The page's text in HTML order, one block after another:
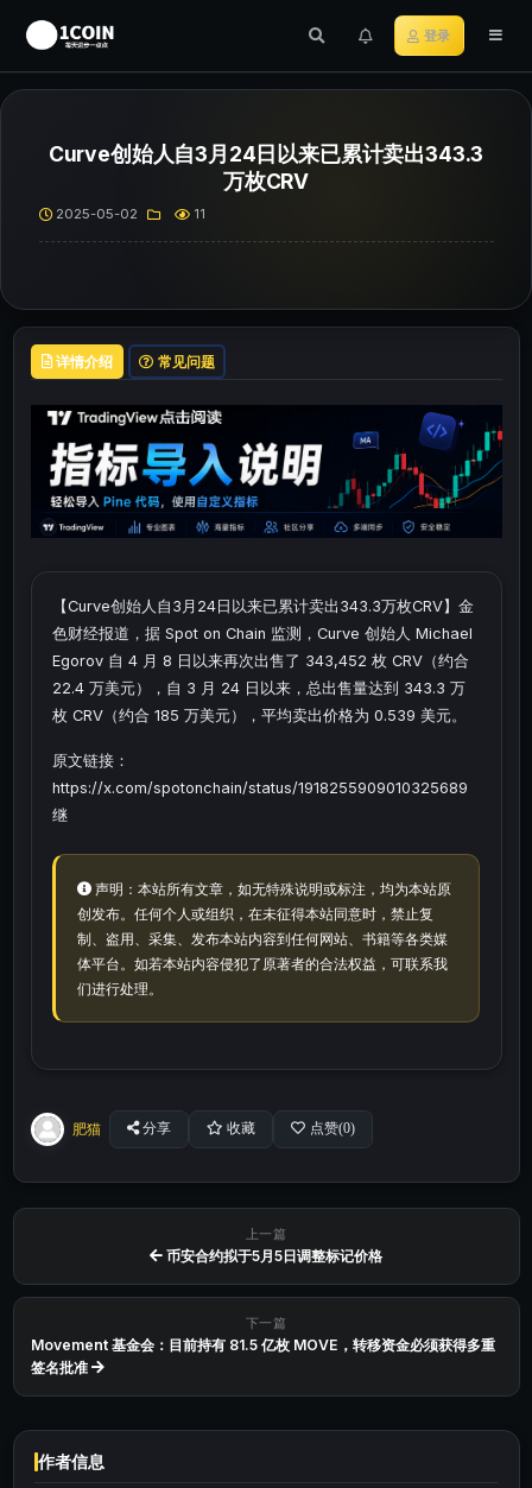
登录
Curve创始人自3月24日以来已累计卖出343.3
万枚CRV
2025-05-02 11
详情介绍 常见问题
【Curve创始人自3月24日以来已累计卖出343.3万枚CRV】金
色财经报道，据 Spot on Chain 监测，Curve 创始人 Michael
Egorov 自 4 月 8 日以来再次出售了 343,452 枚 CRV（约合
22.4 万美元），自 3 月 24 日以来，总出售量达到 343.3 万
枚 CRV（约合 185 万美元），平均卖出价格为 0.539 美元。
原文链接：
https://x.com/spotonchain/status/1918255909010325689
继
声明：本站所有文章，如无特殊说明或标注，均为本站原
创发布。任何个人或组织，在未征得本站同意时，禁止复
制、盗用、采集、发布本站内容到任何网站、书籍等各类媒
体平台。如若本站内容侵犯了原著者的合法权益，可联系我
们进行处理。
肥猫 分享 收藏 点赞(0)
上一篇
币安合约拟于5月5日调整标记价格
下一篇
Movement 基金会：目前持有 81.5 亿枚 MOVE，转移资金必须获得多重
签名批准
作者信息